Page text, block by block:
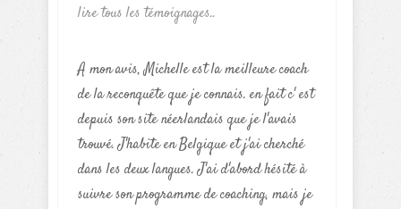
lire tous les témoignages..
A mon avis, Michelle est la meilleure coach
de la reconquête que je connais. en fait c' est
depuis son site néerlandais que je l'avais
trouvé. J'habite en Belgique et j'ai cherché
dans les deux langues. J'ai d'abord hésité à
suivre son programme de coaching, mais je